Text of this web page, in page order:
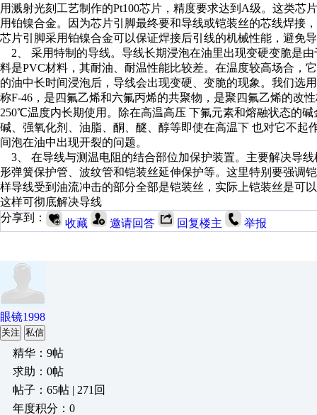
用溅射光刻工艺制作的Pt100芯片，精度要求达到A级。这类
用铂镍合金。因为芯片引脚最终要和导线或铠装丝的芯线焊接
芯片引脚采用铂镍合金可以保证焊接后引线的机械性能，避免
2、 采用特制的导线。导线长期浸泡在油里出现变硬变脆是
料是PVC材料，其耐油、耐温性能比较差。在温度较高场合，
的油中长时间浸泡后，导线会出现变硬、变脆的现象。我们选
称F-46，是四氟乙烯和六氟丙烯的共聚物，是聚四氟乙烯的改
250℃温度内长期使用。除在高温高压 下氟元素和熔融状态的
碱、强氧化剂、油脂、酮、醚、醇等即使在高温下 也对它不
间泡在油中出现开裂的问题。
3、 在导线与测温电阻的结合部位加保护装置。主要解决导
形弹簧保护管、波纹管和铠装丝延伸保护等。这里特别要强调
样导线受到油流冲击的部分全部是铠装丝，实际上铠装丝是可
这样可彻底解决导线
分享到：
收藏 邀请回答 回复楼主 举报
眼镜1998
关注 私信
精华：9帖
求助：0帖
帖子：65帖 | 271回
年度积分：0